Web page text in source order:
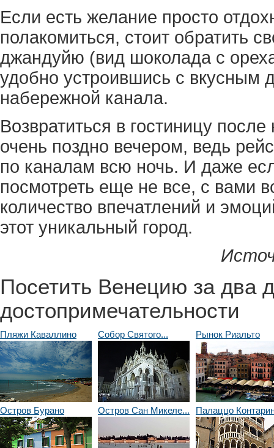
Если есть желание просто
полакомиться, стоит обратить
джандуйю (вид шоколада с
удобно устроившись с вкусным
набережной канала.
Возвратиться в гостиницу
очень поздно вечером, ведь
по каналам всю ночь. И даже
посмотреть еще не все, с вами
количество впечатлений и
этот уникальный город.
Посетить Венецию за два
достопримечательности
Пляжи Каваллино Собор Святого... Рынок Риальто
Остров Бурано Остров Сан Микеле... Палаццо